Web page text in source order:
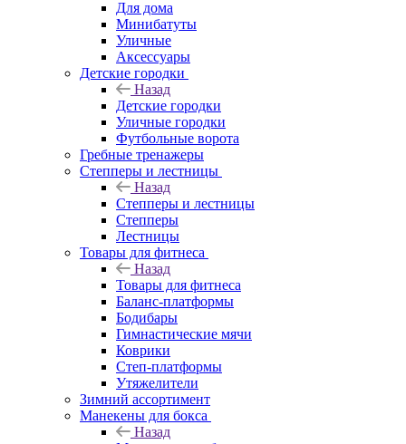
Для дома
Минибатуты
Уличные
Аксессуары
Детские городки
Назад
Детские городки
Уличные городки
Футбольные ворота
Гребные тренажеры
Степперы и лестницы
Назад
Степперы и лестницы
Степперы
Лестницы
Товары для фитнеса
Назад
Товары для фитнеса
Баланс-платформы
Бодибары
Гимнастические мячи
Коврики
Степ-платформы
Утяжелители
Зимний ассортимент
Манекены для бокса
Назад